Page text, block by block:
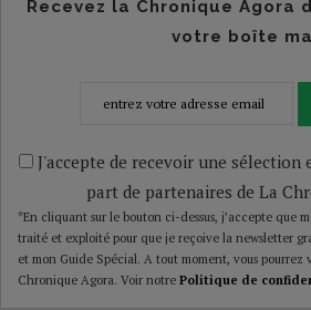
Recevez la Chronique Agora
votre boîte
J'accepte de recevoir une sélection
part de partenaires de La
*En cliquant sur le bouton ci-dessus, j’accepte que
traité et exploité pour que je reçoive la newsletter
et mon Guide Spécial. A tout moment, vous pourrez
Chronique Agora. Voir notre Politique de